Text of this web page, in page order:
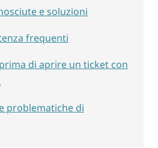
e soluzioni
frequenti
di aprire un ticket con
problematiche di